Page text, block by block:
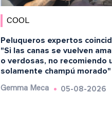
COOL
Peluqueros expertos
"Si las canas se vuelven
o verdosas, no recomiendo
solamente champú morado"
Gemma Meca 05-08-2026